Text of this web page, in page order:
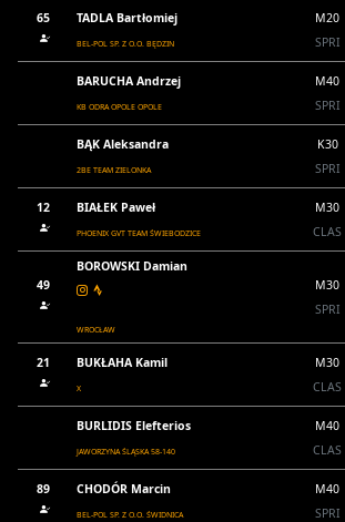
65 TADLA Bartłomiej
BEL-POL SP. Z O.O. BĘDZIN
M20
SPRI
BARUCHA Andrzej
KB ODRA OPOLE OPOLE
M40
SPRI
BĄK Aleksandra
2BE TEAM ZIELONKA
K30
SPRI
12 BIAŁEK Paweł
PHOENIX GVT TEAM ŚWIEBODZICE
M30
CLAS
49
BOROWSKI Damian
WROCŁAW
M30
SPRI
21 BUKŁAHA Kamil
X
M30
CLAS
BURLIDIS Elefterios
JAWORZYNA ŚLĄSKA 58-140
M40
CLAS
89 CHODÓR Marcin
BEL-POL SP. Z O.O. ŚWIDNICA
M40
SPRI